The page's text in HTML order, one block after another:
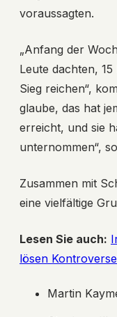
voraussagten.
„Anfang der
Leute dachten,
Sieg reichen“,
glaube, das hat
erreicht, und sie
unternommen“, so
Zusammen mit
eine vielfältige
Lesen Sie auch:
lösen
Martin